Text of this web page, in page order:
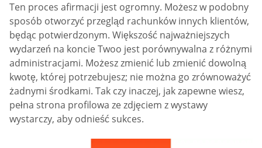
Ten proces afirmacji jest ogromny. Możesz w podobny
sposób otworzyć przegląd rachunków innych klientów,
będąc potwierdzonym. Większość najważniejszych
wydarzeń na koncie Twoo jest porównywalna z różnymi
administracjami. Możesz zmienić lub zmienić dowolną
kwotę, której potrzebujesz; nie można go zrównoważyć
żadnymi środkami. Tak czy inaczej, jak zapewne wiesz,
pełna strona profilowa ze zdjęciem z wystawy
wystarczy, aby odnieść sukces.